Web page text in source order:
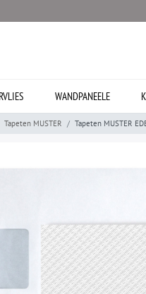
WANDPANEELE
Tapeten MUSTER Tapeten MUSTER